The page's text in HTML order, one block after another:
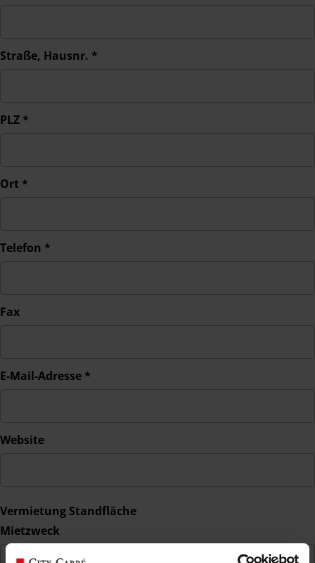
Straße, Hausnr. *
PLZ *
Ort *
Telefon *
Fax
E-Mail-Adresse *
Website
Vermietung Standfläche
Mietzweck